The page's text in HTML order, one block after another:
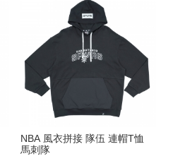
NBA 風衣拼接 隊伍 連帽T恤
馬刺隊